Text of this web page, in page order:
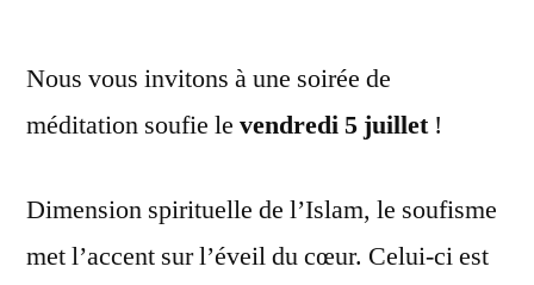
Nous vous invitons à une soirée de
méditation soufie le vendredi 5 juillet!
Dimension spirituelle de l’Islam, le soufisme
met l’accent sur l’éveil du cœur. Celui-ci est